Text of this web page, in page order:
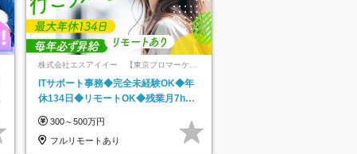
株式会社エスアイイー 【東京プロマーケッ
ITサポート事務◆完全未経験OK◆年
休134日◆リモートOK◆残業月7h以
300～500万円
フルリモートあり